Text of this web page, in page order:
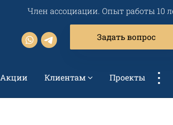
Член ассоциации. Опыт работы 10
Задать вопрос
Акции Клиентам Проекты ...